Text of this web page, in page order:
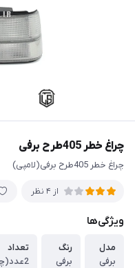
چراغ خطر 405طرح برفی
چراغ خطر 405طرح برفی(لامپی)
از 4 نظر
ویژگی‌ها
مدل
برفی
رنگ
برفی
تعداد
2عدد(چپ وراست)